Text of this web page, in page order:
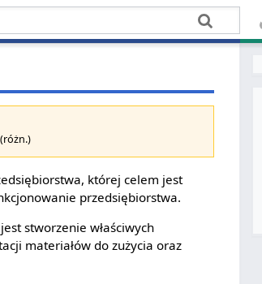
której celem jest
przedsiębiorstwa.
stworzenie właściwych
materiałów do zużycia oraz